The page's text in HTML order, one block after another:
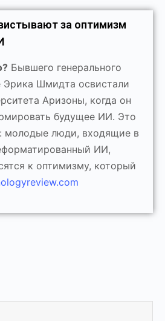
за оптимизм
Бывшего генерального
Эрика Шмидта освистали
Аризоны, когда он
будущее ИИ. Это
молодые люди, входящие в
ИИ,
к оптимизму, который